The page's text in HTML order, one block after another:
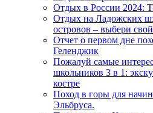
Отдых в России 2024:
Отдых на Ладожских
островов – выбери свой
Отчет о первом дне
Геленджик
Пожалуй самые
школьников 3 в 1:
костре
Поход в горы для
Эльбруса.